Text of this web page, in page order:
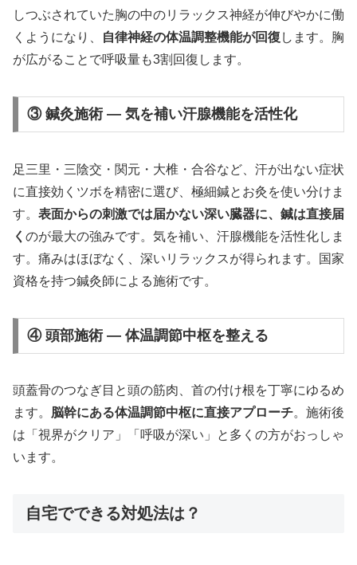
しつぶされていた胸の中のリラックス神経が伸びやかに働
くようになり、
自律神経の体温調整機能が回復 します。胸
が広がることで呼吸量も3割回復します。
③ 鍼灸施術 — 気を補い汗腺機能を活性化
足三里・三陰交・関元・大椎・合谷など、汗が出ない症状
に直接効くツボを精密に選び、極細鍼とお灸を使い分けま
す。 表面からの刺激では届かない深い臓器に、鍼は直接届
く のが最大の強みです。気を補い、汗腺機能を活性化しま
す。痛みはほぼなく、深いリラックスが得られます。国家
資格を持つ鍼灸師による施術です。
④ 頭部施術 — 体温調節中枢を整える
頭蓋骨のつなぎ目と頭の筋肉、首の付け根を丁寧にゆるめ
ます。 脳幹にある体温調節中枢に直接アプローチ。施術後
は「視界がクリア」「呼吸が深い」と多くの方がおっしゃ
います。
自宅でできる対処法は？